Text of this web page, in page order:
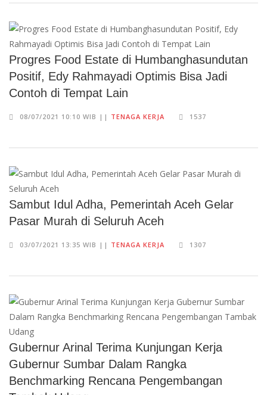
Progres Food Estate di Humbanghasundutan
Positif, Edy Rahmayadi Optimis Bisa Jadi
Contoh di Tempat Lain
08/07/2021 10:10 WIB || TENAGA KERJA 1537
Sambut Idul Adha, Pemerintah Aceh Gelar
Pasar Murah di Seluruh Aceh
03/07/2021 13:35 WIB || TENAGA KERJA 1307
Gubernur Arinal Terima Kunjungan Kerja
Gubernur Sumbar Dalam Rangka
Benchmarking Rencana Pengembangan